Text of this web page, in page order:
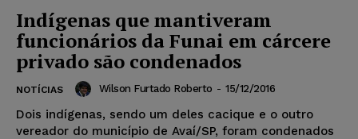
Indígenas que mantiveram
funcionários da Funai em cárcere
privado são condenados
NOTÍCIAS Wilson Furtado Roberto - 15/12/2016
Dois indígenas, sendo um deles cacique e o outro
vereador do município de Avaí/SP, foram condenados